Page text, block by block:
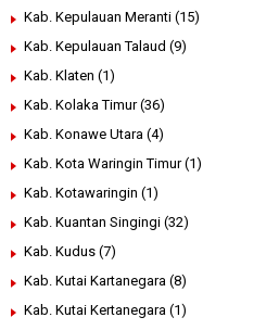
Kab. Kepulauan Meranti (15)
Kab. Kepulauan Talaud (9)
Kab. Klaten (1)
Kab. Kolaka Timur (36)
Kab. Konawe Utara (4)
Kab. Kota Waringin Timur (1)
Kab. Kotawaringin (1)
Kab. Kuantan Singingi (32)
Kab. Kudus (7)
Kab. Kutai Kartanegara (8)
Kab. Kutai Kertanegara (1)